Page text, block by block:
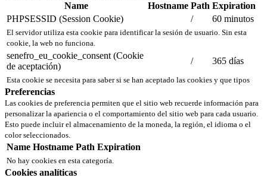
Name Hostname Path Expiration
PHPSESSID (Session Cookie)
/ 60 minutos
El servidor utiliza esta cookie para identificar la sesión de usuario. Sin esta
cookie, la web no funciona.
senefro_eu_cookie_consent (Cookie
de aceptación)
/ 365 días
Esta cookie se necesita para saber si se han aceptado las cookies y que tipos
Preferencias
Las cookies de preferencia permiten que el sitio web recuerde información para
personalizar la apariencia o el comportamiento del sitio web para cada usuario.
Esto puede incluir el almacenamiento de la moneda, la región, el idioma o el
color seleccionados.
Name Hostname Path Expiration
No hay cookies en esta categoría.
Cookies analíticas